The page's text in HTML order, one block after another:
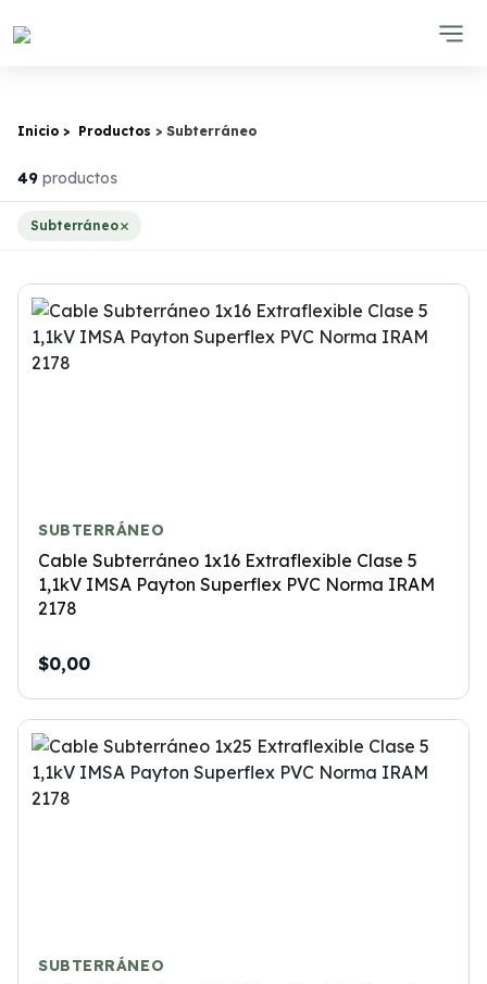
Inicio Productos Subterráneo
49 productos
Subterráneo
SUBTERRÁNEO
Cable Subterráneo 1x16 Extraflexible Clase 5
1,1kV IMSA Payton Superflex PVC Norma IRAM
2178
$0,00
SUBTERRÁNEO